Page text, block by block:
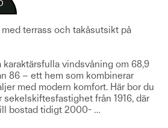
terrass och takåsutsikt på
vindsvåning om 68,9
86 – ett hem som kombinerar
med modern komfort. Här bor du
från 1916, där
bostad tidigt 2000- …